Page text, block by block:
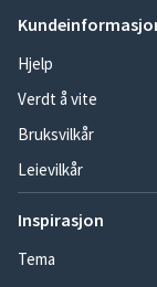
Hjelp
Verdt å vite
Bruksvilkår
Leievilkår
Inspirasjon
Tema